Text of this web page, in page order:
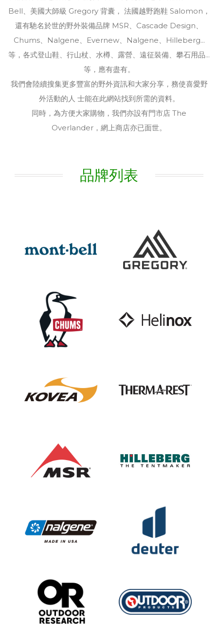
Bell、美國大師級 Gregory 背囊， 法國越野跑鞋 Salomon，
還有馳名於世的野外裝備品牌 MSR、Cascade Design、
Chums、Nalgene、Evernew、Nalgene、Hilleberg...
等，各式登山鞋、行山杖、水樽、露營、遠征裝備、攀石用品...
等，應有盡有。
我們會陸續搜集更多豐富的野外資訊和大家分享，務使喜愛野
外活動的人 士能在此網站找到所需的資料。
同時，為方便大家購物，我們亦設有門市店 The
Overlander，網上商店亦已面世。
品牌列表